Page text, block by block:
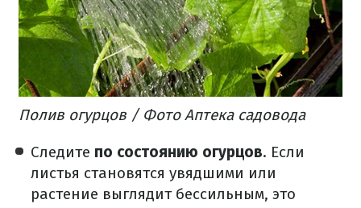
Полив огурцов / Фото Аптека садовода
Следите по состоянию огурцов. Если
листья становятся увядшими или
растение выглядит бессильным, это